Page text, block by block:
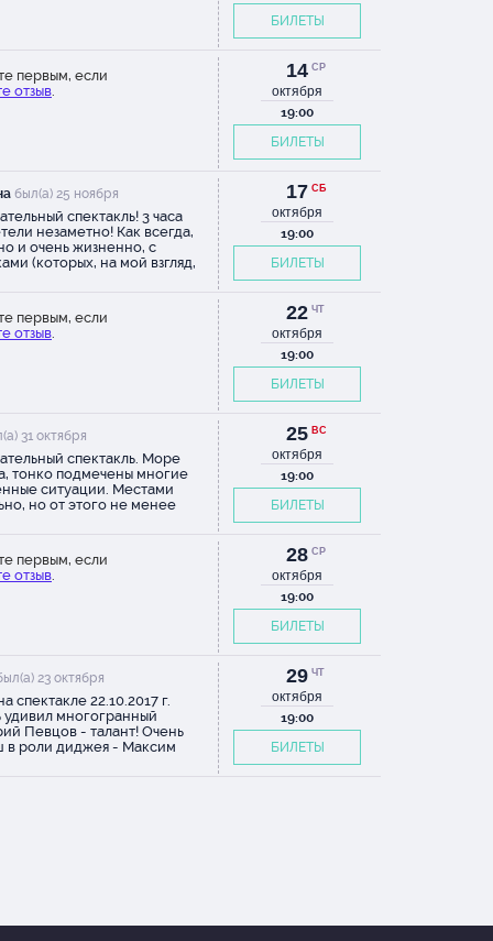
БИЛЕТЫ
первым, если
отзыв.
14 СР
октября
19:00
БИЛЕТЫ
был(а) 25 ноября
спектакль! 3 часа
незаметно! Как всегда,
и очень жизненно, с
(которых, на мой взгляд,
воспринялась
- его очень много и
(хотя актёра очень
для себя амплуа,
от души))) Ну и немного
- всегда брали билеты в
ряды партера (максимум 7-
раз решили попробовать
ряд балкона. Это было
не слышно. Возвращаемся
в партер))
17 СБ
октября
19:00
БИЛЕТЫ
первым, если
отзыв.
22 ЧТ
октября
19:00
БИЛЕТЫ
31 октября
спектакль. Море
тонко подмечены многие
ситуации. Местами
но от этого не менее
25 ВС
октября
19:00
БИЛЕТЫ
первым, если
отзыв.
28 СР
октября
19:00
БИЛЕТЫ
23 октября
спектакле 22.10.2017 г.
удивил многогранный
Певцов - талант! Очень
в роли диджея - Максим
29 ЧТ
октября
19:00
БИЛЕТЫ